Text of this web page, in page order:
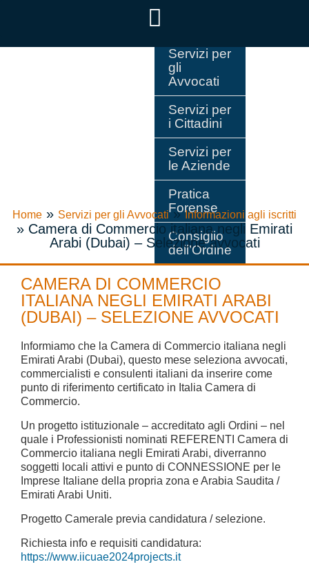
Servizi per
gli
Avvocati
Servizi per
i Cittadini
Servizi per
le Aziende
Pratica
Forense
Consiglio
dell’Ordine
Home » Servizi per gli Avvocati»Informazioni agli iscritti
» Camera di Commercio italiana negli Emirati
Arabi (Dubai) – Selezione avvocati
CAMERA DI COMMERCIO
ITALIANA NEGLI EMIRATI ARABI
(DUBAI) – SELEZIONE AVVOCATI
Informiamo che la Camera di Commercio italiana negli
Emirati Arabi (Dubai), questo mese seleziona avvocati,
commercialisti e consulenti italiani da inserire come
punto di riferimento certificato in Italia Camera di
Commercio.
Un progetto istituzionale – accreditato agli Ordini – nel
quale i Professionisti nominati REFERENTI Camera di
Commercio italiana negli Emirati Arabi, diverranno
soggetti locali attivi e punto di CONNESSIONE per le
Imprese Italiane della propria zona e Arabia Saudita /
Emirati Arabi Uniti.
Progetto Camerale previa candidatura / selezione.
Richiesta info e requisiti candidatura:
https://www.iicuae2024projects.it